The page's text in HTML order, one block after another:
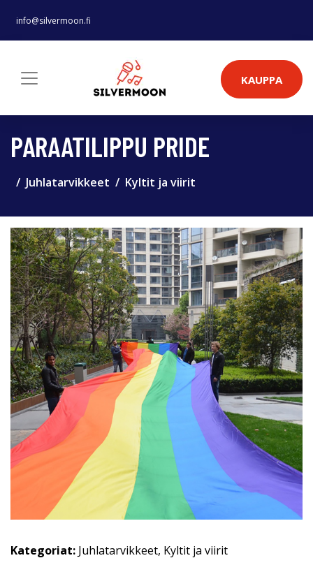
info@silvermoon.fi
KAUPPA
PARAATILIPPU PRIDE
Juhlatarvikkeet Kyltit ja viirit
Kategoriat: Juhlatarvikkeet, Kyltit ja viirit